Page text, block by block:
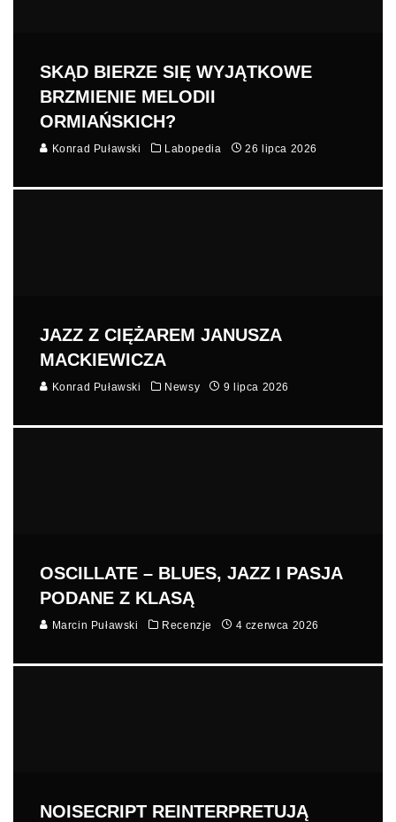
SKĄD BIERZE SIĘ WYJĄTKOWE
BRZMIENIE MELODII
ORMIAŃSKICH?
Konrad Puławski Labopedia 26 lipca 2026
JAZZ Z CIĘŻAREM JANUSZA
MACKIEWICZA
Konrad Puławski Newsy 9 lipca 2026
OSCILLATE – BLUES, JAZZ I PASJA
PODANE Z KLASĄ
Marcin Puławski Recenzje 4 czerwca 2026
NOISECRIPT REINTERPRETUJĄ